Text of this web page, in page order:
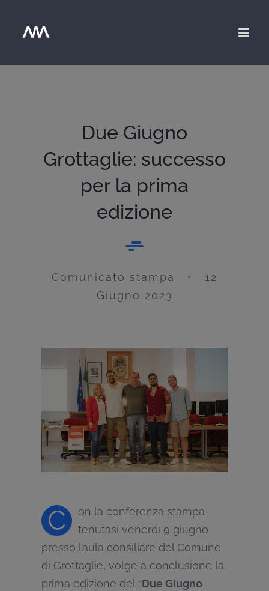
Due Giugno
Grottaglie: successo
per la prima
edizione
Comunicato stampa • 12
Giugno 2023
C
on la conferenza stampa
tenutasi venerdì 9 giugno
presso l’aula consiliare del Comune
di Grottaglie, volge a conclusione la
prima edizione del “Due Giugno